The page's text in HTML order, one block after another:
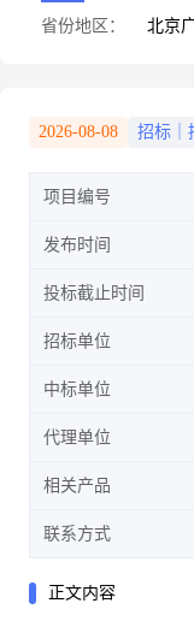
省份地区： 北京
2026-08-08 招标｜
项目编号
发布时间
投标截止时间
招标单位
中标单位
代理单位
相关产品
联系方式
正文内容